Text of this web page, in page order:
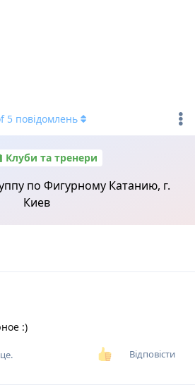
Клуби та тренери
по Фигурному Катанию, г.
Киев
5 повідомлень
:)
Відповісти
.